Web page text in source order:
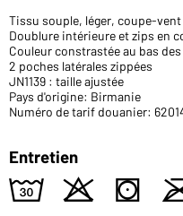
Tissu souple, léger, coupe-
Doublure intérieure et zips en
Couleur constrastée au bas
2 poches latérales zippées
JN1139 : taille ajustée
Pays d'origine: Birmanie
Numéro de tarif douanier:
Entretien
w o s